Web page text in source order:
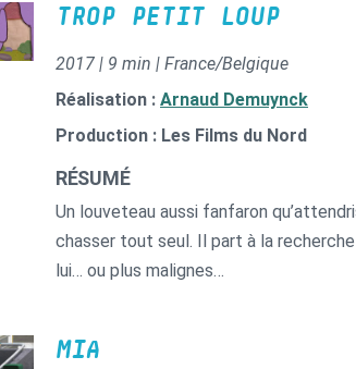
TROP PETIT LOUP
2017 | 9 min | France/Belgique
Réalisation : Arnaud Demuynck
Production : Les Films du Nord
RÉSUMÉ
Un louveteau aussi fanfaron
chasser tout seul. Il part à la
lui… ou plus malignes…
MIA